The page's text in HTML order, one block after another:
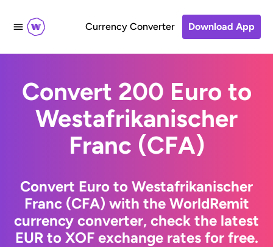
Currency Converter Download App
Convert 200 Euro to
Westafrikanischer
Franc (CFA)
Convert Euro to Westafrikanischer
Franc (CFA) with the WorldRemit
currency converter, check the latest
EUR to XOF exchange rates for free.